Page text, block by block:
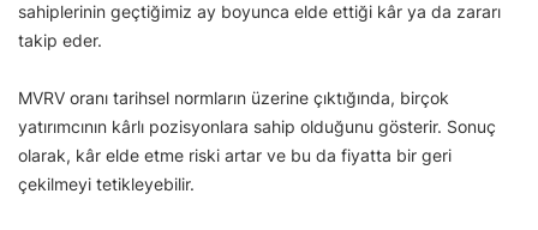
sahiplerinin geçtiğimiz ay boyunca elde ettiği kâr ya da zararı
takip eder.
MVRV oranı tarihsel normların üzerine çıktığında, birçok
yatırımcının kârlı pozisyonlara sahip olduğunu gösterir. Sonuç
olarak, kâr elde etme riski artar ve bu da fiyatta bir geri
çekilmeyi tetikleyebilir.